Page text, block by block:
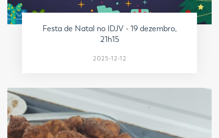
Festa de Natal no IDJV - 19 dezembro,
21h15
2025-12-12